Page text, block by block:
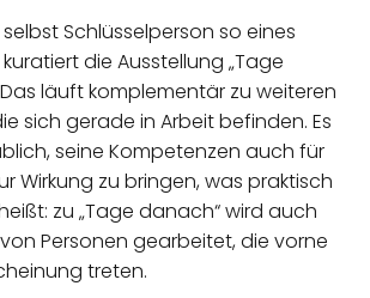
Schlüsselperson so eines
kuratiert die Ausstellung „Tage
] Das läuft komplementär zu weiteren
sich gerade in Arbeit befinden. Es
seine Kompetenzen auch für
Wirkung zu bringen, was praktisch
zu „Tage danach“ wird auch
Personen gearbeitet, die vorne
treten.